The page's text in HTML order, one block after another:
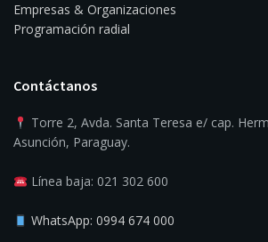
Empresas & Organizaciones
Programación radial
Contáctanos
Torre 2, Avda. Santa Teresa e/ cap.
Asunción, Paraguay.
Línea baja: 021 302 600
WhatsApp: 0994 674 000